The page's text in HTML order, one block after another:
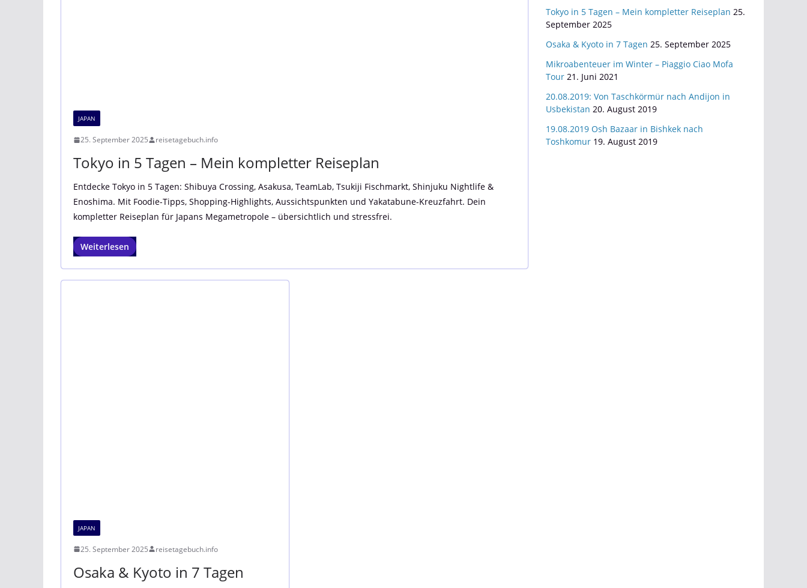
JAPAN
25. September 2025 reisetagebuch.info
Tokyo in 5 Tagen – Mein kompletter Reiseplan
Entdecke Tokyo in 5 Tagen: Shibuya Crossing, Asakusa, TeamLab, Tsukiji Fischmarkt, Shinjuku Nightlife &
Enoshima. Mit Foodie-Tipps, Shopping-Highlights, Aussichtspunkten und Yakatabune-Kreuzfahrt. Dein
kompletter Reiseplan für Japans Megametropole – übersichtlich und stressfrei.
Weiterlesen
JAPAN
25. September 2025 reisetagebuch.info
Osaka & Kyoto in 7 Tagen
Tokyo in 5 Tagen – Mein kompletter Reiseplan 25.
September 2025
Osaka & Kyoto in 7 Tagen 25. September 2025
Mikroabenteuer im Winter – Piaggio Ciao Mofa
Tour 21. Juni 2021
20.08.2019: Von Taschkörmür nach Andijon in
Usbekistan 20. August 2019
19.08.2019 Osh Bazaar in Bishkek nach
Toshkomur 19. August 2019